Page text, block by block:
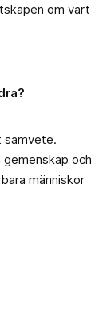
om vart
samvete.
och
människor